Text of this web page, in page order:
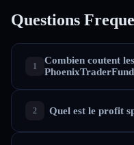
Questions
Combien coutent
Quel est le profit